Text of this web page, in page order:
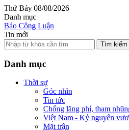
Thứ Bảy 08/08/2026
Danh mục
Báo Công Luận
Tin mới
Tìm kiếm
Danh mục
Thời sự
Góc nhìn
Tin tức
Chống lãng phí, tham
Việt Nam - Kỷ nguyên
Mặt trận